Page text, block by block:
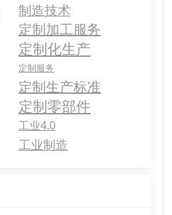
制造技术
定制加工服务
定制化生产
定制服务
定制生产标准
定制零部件
工业4.0
工业制造